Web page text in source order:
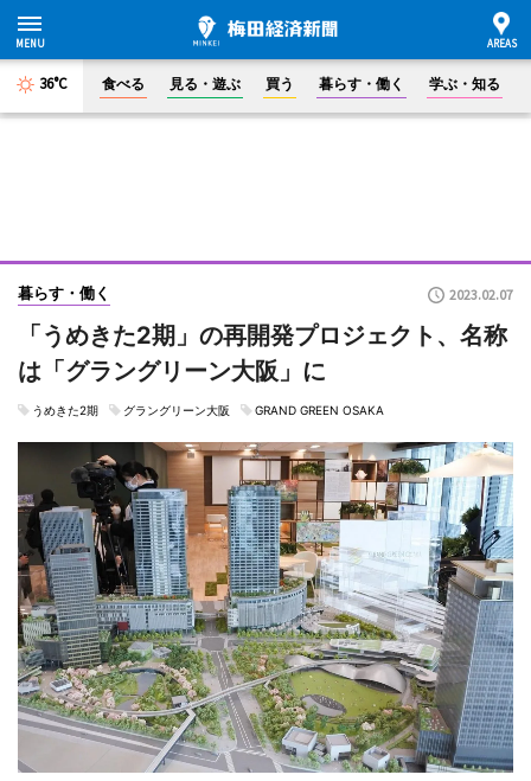
36°C 食べる 見る・遊ぶ 買う 暮らす・働く 学ぶ・知る
暮らす・働く 2023.02.07
「うめきた2期」の再開発プロジェクト、名称
は「グラングリーン大阪」に
うめきた2期 グラングリーン大阪 GRAND GREEN OSAKA